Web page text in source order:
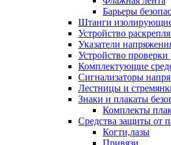
Барьеры
Штанги
Устройство
Указатели
Устройство проверки
Комплектующие
Сигнализаторы
Лестницы и
Знаки и плакаты
Комплекты
Средства защиты от
Когти,лазы
Привязи